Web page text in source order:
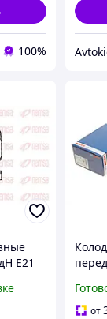
100%
E21
от